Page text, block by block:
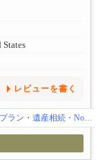
レビューを書く
続や年金申請に必用なサイン証明・在留証明など